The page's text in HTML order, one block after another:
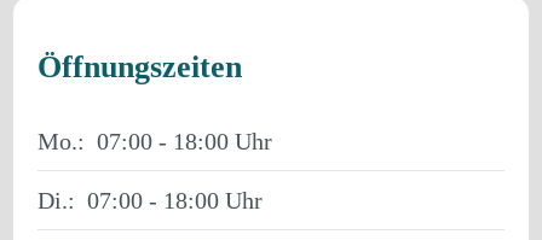
Öffnungszeiten
Mo.: 07:00 - 18:00
Di.: 07:00 - 18:00